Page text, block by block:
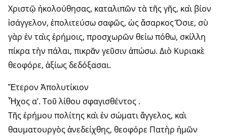
Χριστῷ ἠκολούθησας, καταλιπῶν τὰ τῆς γῆς, καὶ βίον
ἰσάγγελον, ἐπολιτεύσω σαφῶς, ὡς ἄσαρκος Ὅσιε, σὺ
γὰρ ἐν ταὶς ἐρήμοις, προσχωρῶν θείω πόθω, σκίλλη
πίκρα τὴν πάλαι, πικρᾶν γεῦσιν ἀπώσω. Διὸ Κυριακὲ
θεοφόρε, ἀξίως δεδόξασαι.
Ἕτερον Ἀπολυτίκιον
Ἦχος α’. Τοῦ λίθου σφαγισθέντος .
Τῆς ἐρήμου πολίτης καὶ ἐν σώματι ἄγγελος, καὶ
θαυματουργὸς ἀνεδείχθης, θεοφόρε Πατὴρ ἡμῶν